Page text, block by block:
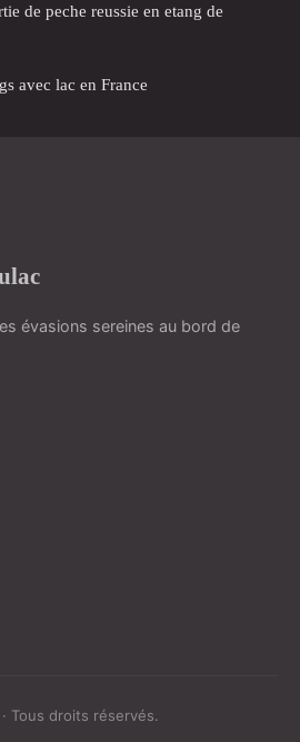
de peche reussie en etang de
avec lac en France
évasions sereines au bord de
Tous droits réservés.